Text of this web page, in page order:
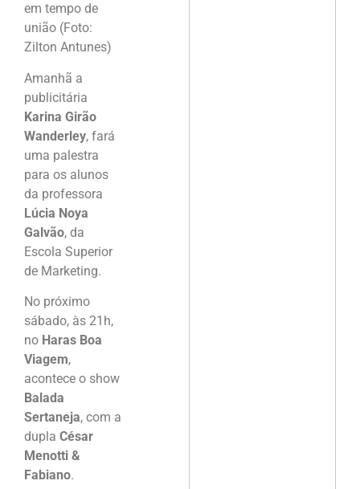
em tempo de
união (Foto:
Zilton Antunes)
Amanhã a
publicitária
Karina Girão
Wanderley, fará
uma palestra
para os alunos
da professora
Lúcia Noya
Galvão, da
Escola Superior
de Marketing.
No próximo
sábado, às 21h,
no Haras Boa
Viagem,
acontece o show
Balada
Sertaneja, com a
dupla César
Menotti &
Fabiano.